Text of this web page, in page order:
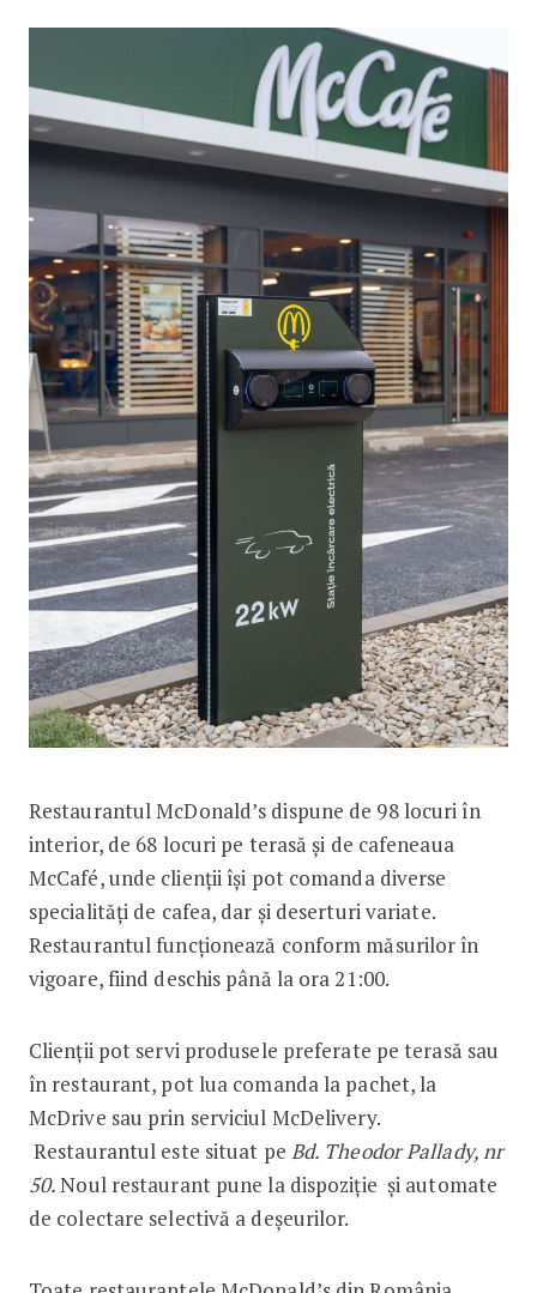
Restaurantul McDonald’s dispune de 98 locuri în
interior, de 68 locuri pe terasă și de cafeneaua
McCafé, unde clienții își pot comanda diverse
specialități de cafea, dar și deserturi variate.
Restaurantul funcționează conform măsurilor în
vigoare, fiind deschis până la ora 21:00.
Clienții pot servi produsele preferate pe terasă sau
în restaurant, pot lua comanda la pachet, la
McDrive sau prin serviciul McDelivery.
Restaurantul este situat pe Bd. Theodor Pallady, nr
50.Noul restaurant pune la dispoziție și automate
de colectare selectivă a deșeurilor.